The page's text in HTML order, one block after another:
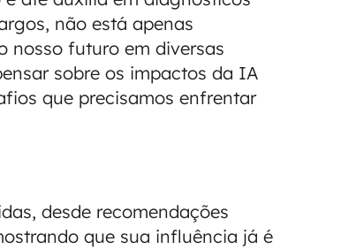
não está apenas
nosso futuro em diversas
sobre os impactos da IA
que precisamos enfrentar
desde recomendações
que sua influência já é